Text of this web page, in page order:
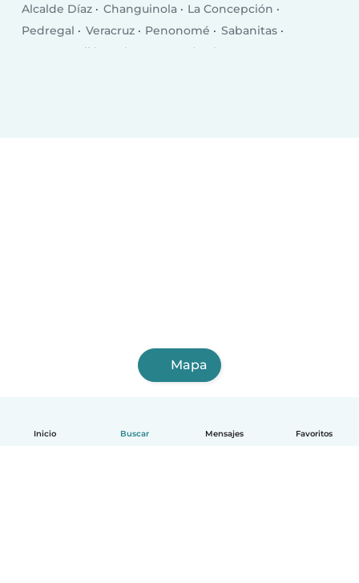
Inicio Buscar Mensajes Favoritos
Alcalde Díaz
Changuinola
La Concepción
Pedregal
Veracruz Penonomé
Sabanitas
Nueva Arraiján
Chepo Pocrí
El Coco
Mapa